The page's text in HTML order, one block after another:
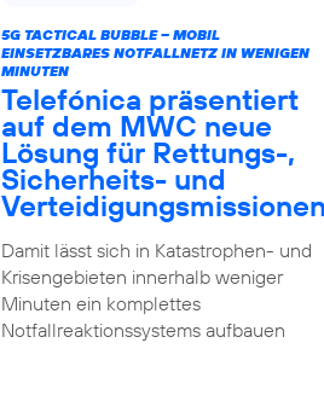
5G TACTICAL BUBBLE – MOBIL
EINSETZBARES NOTFALLNETZ IN WENIGEN
MINUTEN
Telefónica präsentiert
auf dem MWC neue
Lösung für Rettungs-,
Sicherheits- und
Damit lässt sich in Katastrophen- und
Krisengebieten innerhalb weniger
Minuten ein komplettes
Notfallreaktionssystems aufbauen